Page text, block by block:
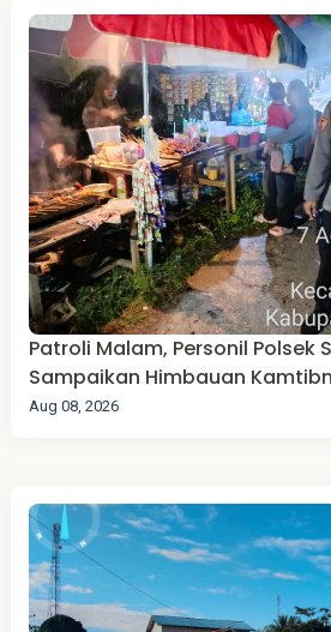
Patroli Malam, Personil Polsek
Sampaikan Himbauan
Aug 08, 2026